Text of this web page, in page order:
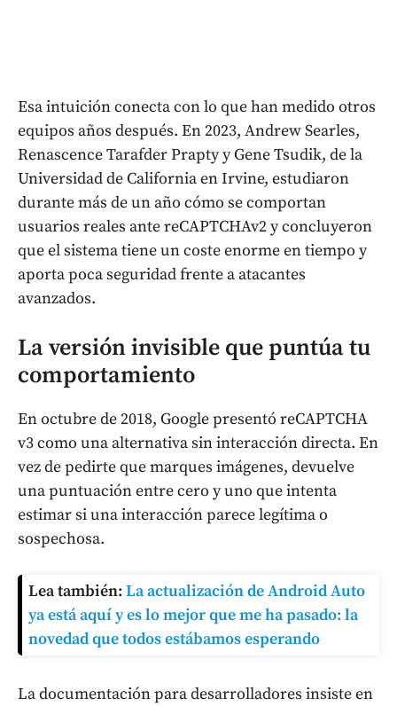
Esa intuición conecta con lo que han medido otros
equipos años después. En 2023, Andrew Searles,
Renascence Tarafder Prapty y Gene Tsudik, de la
Universidad de California en Irvine, estudiaron
durante más de un año cómo se comportan
usuarios reales ante reCAPTCHAv2 y concluyeron
que el sistema tiene un coste enorme en tiempo y
aporta poca seguridad frente a atacantes
avanzados.
La versión invisible que puntúa tu
comportamiento
En octubre de 2018, Google presentó reCAPTCHA
v3 como una alternativa sin interacción directa. En
vez de pedirte que marques imágenes, devuelve
una puntuación entre cero y uno que intenta
estimar si una interacción parece legítima o
sospechosa.
Lea también: La actualización de Android Auto
ya está aquí y es lo mejor que me ha pasado: la
novedad que todos estábamos esperando
La documentación para desarrolladores insiste en